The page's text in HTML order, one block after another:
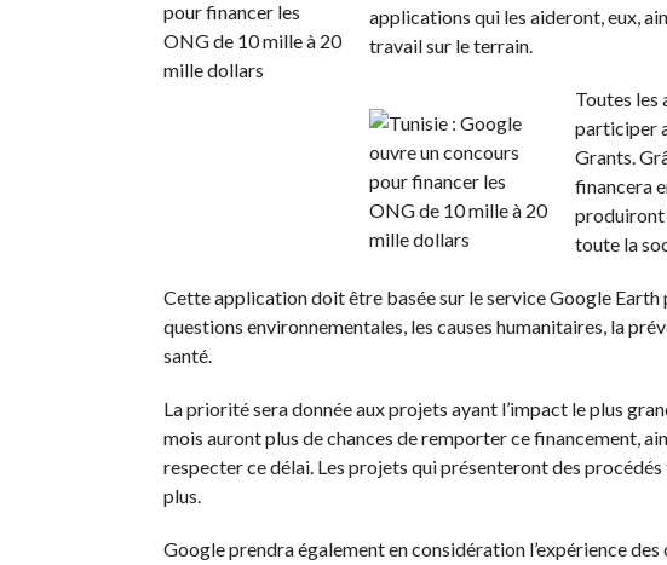
applications qui les aideront, eux,
travail sur le terrain.
Toutes les
participer
Grants.
financera
produiront
toute la
Cette application doit être basée sur le service Google
questions environnementales, les causes humanitaires, la
santé.
La priorité sera donnée aux projets ayant l’impact le plus
mois auront plus de chances de remporter ce financement,
respecter ce délai. Les projets qui présenteront des
plus.
Google prendra également en considération l’expérience